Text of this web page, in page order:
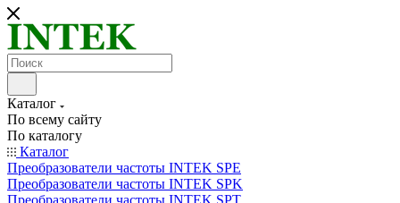
Каталог
По всему сайту
По каталогу
Каталог
Преобразователи частоты INTEK SPE
Преобразователи частоты INTEK SPK
Преобразователи частоты INTEK SPT